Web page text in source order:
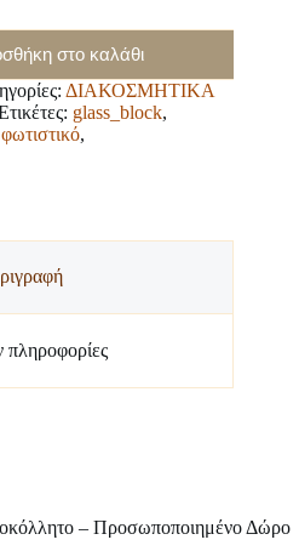
στο καλάθι
ΔΙΑΚΟΣΜΗΤΙΚΑ
glass_block,
φωτιστικό,
πληροφορίες
– Προσωποποιημένο Δώρο